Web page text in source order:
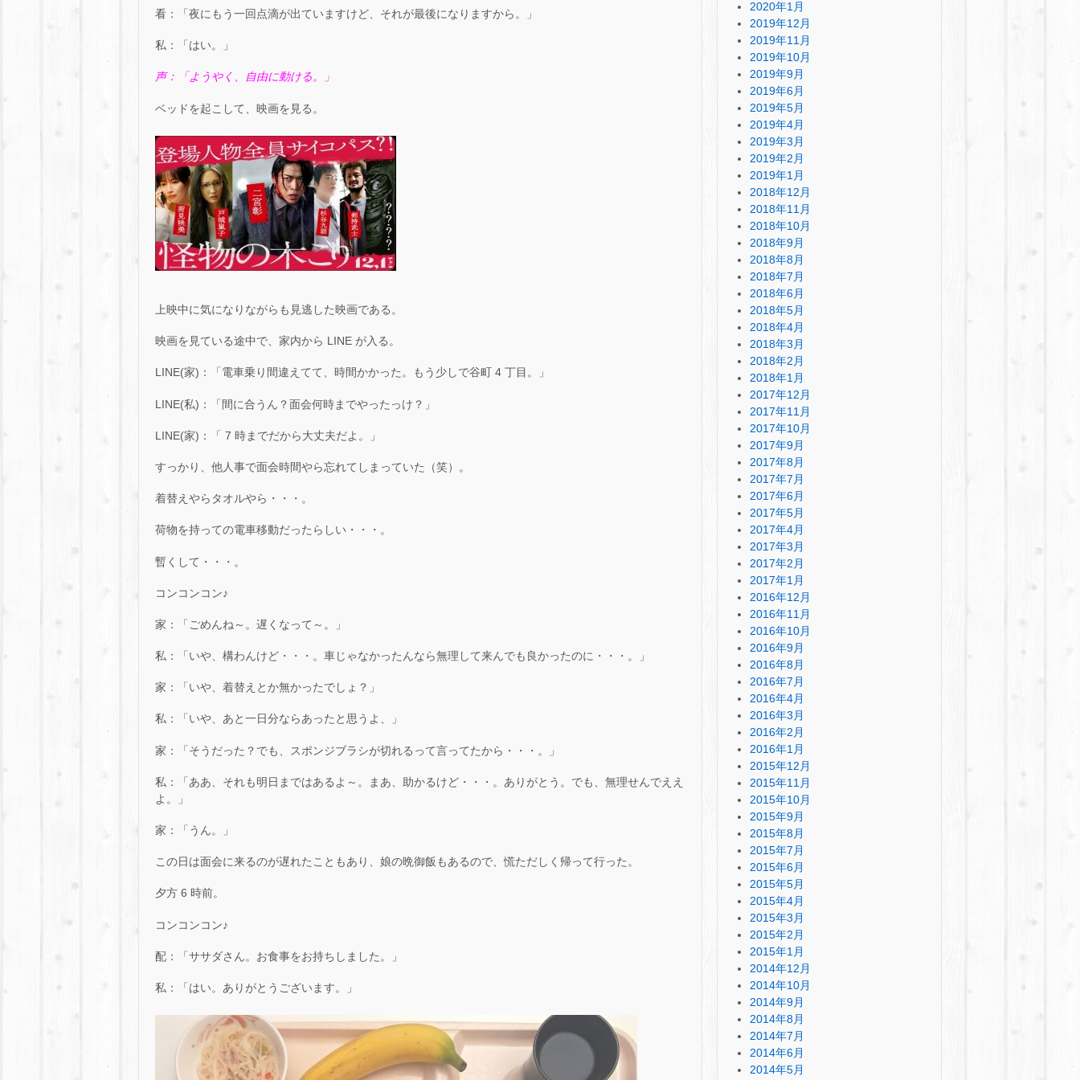
看：「夜にもう一回点滴が出ていますけど、それが最後になりますから。」
私：「はい。」
声：「ようやく、自由に動ける。」
ベッドを起こして、映画を見る。
上映中に気になりながらも見逃した映画である。
映画を見ている途中で、家内から LINE が入る。
LINE(家)：「電車乗り間違えてて、時間かかった。もう少しで谷町 4 丁目。」
LINE(私)：「間に合うん？面会何時までやったっけ？」
LINE(家)：「 7 時までだから大丈夫だよ。」
すっかり、他人事で面会時間やら忘れてしまっていた（笑）。
着替えやらタオルやら・・・。
荷物を持っての電車移動だったらしい・・・。
暫くして・・・。
コンコンコン♪
家：「ごめんね～。遅くなって～。」
私：「いや、構わんけど・・・。車じゃなかったんなら無理して来んでも良かったのに・・・。」
家：「いや、着替えとか無かったでしょ？」
私：「いや、あと一日分ならあったと思うよ、」
家：「そうだった？でも、スポンジブラシが切れるって言ってたから・・・。」
私：「ああ、それも明日まではあるよ～。まあ、助かるけど・・・。ありがとう。でも、無理せんでええ
よ。」
家：「うん。」
この日は面会に来るのが遅れたこともあり、娘の晩御飯もあるので、慌ただしく帰って行った。
夕方 6 時前。
コンコンコン♪
配：「ササダさん。お食事をお持ちしました。」
私：「はい。ありがとうございます。」
2020年1月
2019年12月
2019年11月
2019年10月
2019年9月
2019年6月
2019年5月
2019年4月
2019年3月
2019年2月
2019年1月
2018年12月
2018年11月
2018年10月
2018年9月
2018年8月
2018年7月
2018年6月
2018年5月
2018年4月
2018年3月
2018年2月
2018年1月
2017年12月
2017年11月
2017年10月
2017年9月
2017年8月
2017年7月
2017年6月
2017年5月
2017年4月
2017年3月
2017年2月
2017年1月
2016年12月
2016年11月
2016年10月
2016年9月
2016年8月
2016年7月
2016年4月
2016年3月
2016年2月
2016年1月
2015年12月
2015年11月
2015年10月
2015年9月
2015年8月
2015年7月
2015年6月
2015年5月
2015年4月
2015年3月
2015年2月
2015年1月
2014年12月
2014年10月
2014年9月
2014年8月
2014年7月
2014年6月
2014年5月